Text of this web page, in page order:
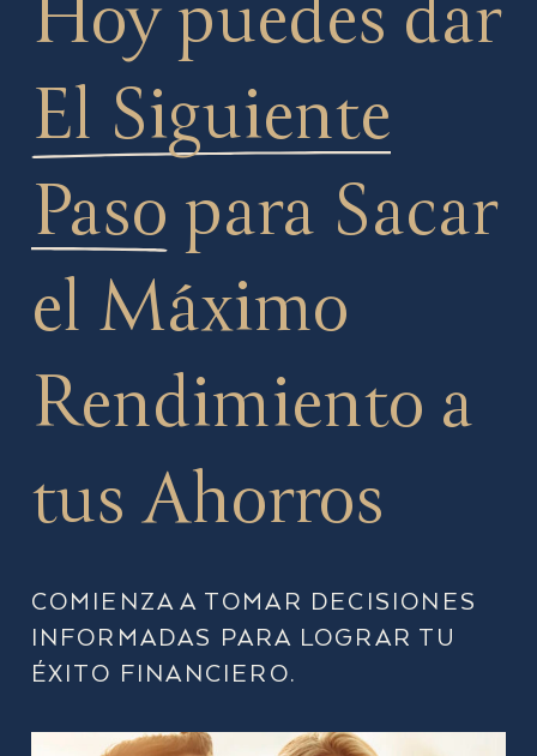
Hoy puedes dar
El Siguiente
Paso para Sacar
el Máximo
Rendimiento a
tus Ahorros
COMIENZA A TOMAR DECISIONES
INFORMADAS PARA LOGRAR TU
ÉXITO FINANCIERO.